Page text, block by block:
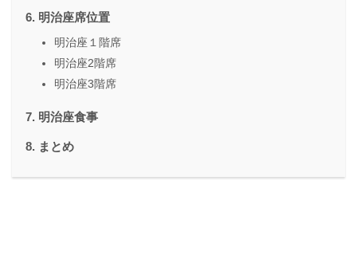
明治座席位置
明治座１階席
明治座2階席
明治座3階席
明治座食事
まとめ